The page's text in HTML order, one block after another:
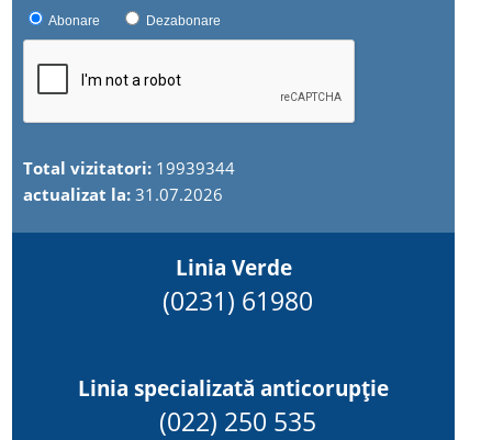
Abonare Dezabonare
Total vizitatori: 19939344
actualizat la:31.07.2026
Linia Verde
(0231) 61980
Linia specializată anticorupție
(022) 250 535